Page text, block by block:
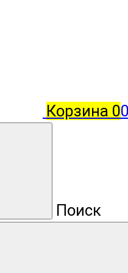
Корзина 0
Поиск